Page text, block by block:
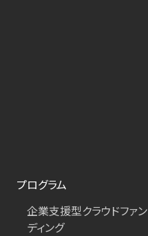
プログラム
企業支援型クラウドファン
ディング